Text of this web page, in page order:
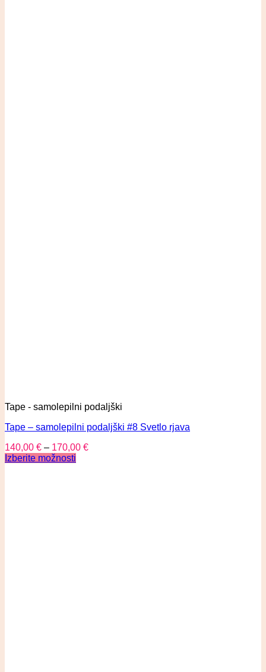
Tape - samolepilni podaljški
Tape – samolepilni podaljški #8 Svetlo rjava
140,00 € – 170,00 €
Izberite možnosti